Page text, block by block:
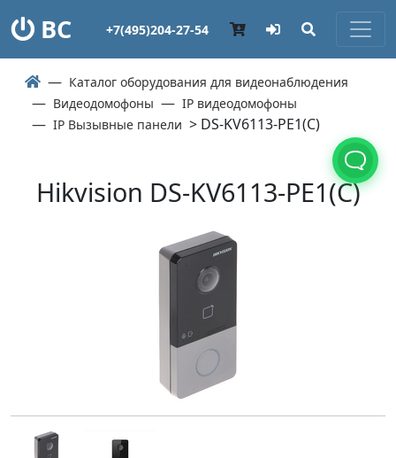
ВС +7(495)204-27-54
Каталог оборудования для видеонаблюдения
Видеодомофоны
IP видеодомофоны
IP Вызывные панели > DS-KV6113-PE1(C)
Hikvision DS-KV6113-PE1(C)